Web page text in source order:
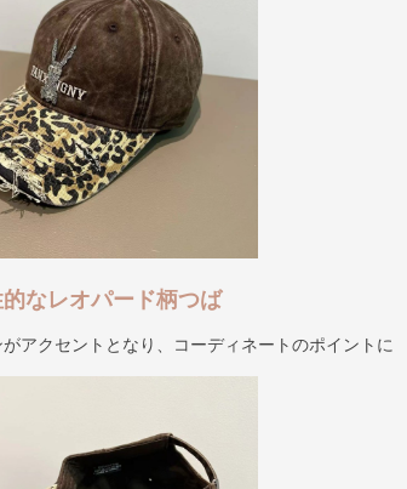
なレオパード柄つば
アクセントとなり、コーディネートのポイントに